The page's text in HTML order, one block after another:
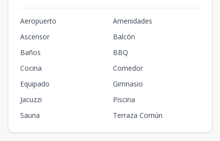
Aeropuerto
Amenidades
Ascensor
Balcón
Baños
BBQ
Cocina
Comedor
Equipado
Gimnasio
Jacuzzi
Piscina
Sauna
Terraza Común